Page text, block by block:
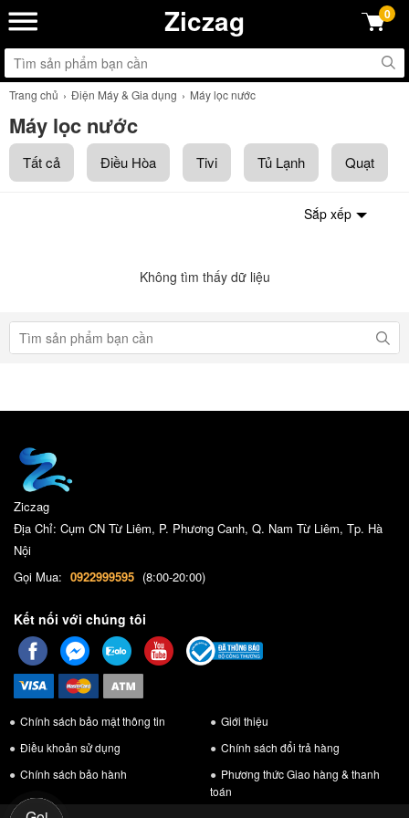
Ziczag 0
Trang chủ Điện Máy & Gia dụng Máy lọc nước
Máy lọc nước
Tất cả Điều Hòa Tivi Tủ Lạnh Quạt
Sắp xếp
Không tìm thấy dữ liệu
Ziczag
Địa Chỉ: Cụm CN Từ Liêm, P. Phương Canh, Q. Nam Từ Liêm, Tp. Hà
Nội
Gọi Mua: 0922999595 (8:00-20:00)
Kết nối với chúng tôi
Chính sách bảo mật thông tin
Giới thiệu
Điều khoản sử dụng
Chính sách đổi trả hàng
Chính sách bảo hành
Phương thức Giao hàng & thanh
toán